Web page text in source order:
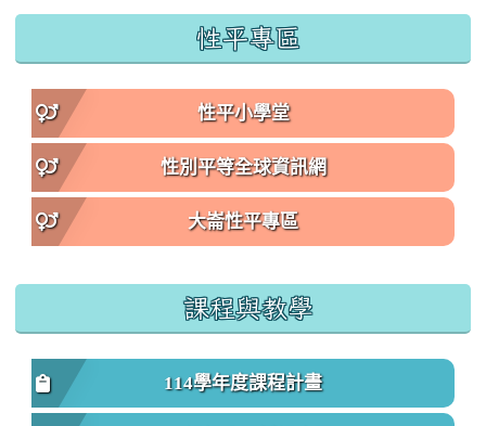
性平專區
性平小學堂
性別平等全球資訊網
大崙性平專區
課程與教學
114學年度課程計畫